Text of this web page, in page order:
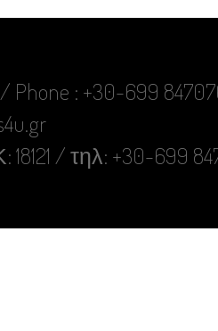
/ Phone : +30-699
/ τηλ: +30-699